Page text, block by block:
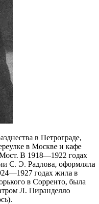
в Петрограде,
в Москве и кафе
В 1918―1922 годах
С. Э. Радлова, оформляла
годах жила в
в Сорренто, была
Л. Пиранделло